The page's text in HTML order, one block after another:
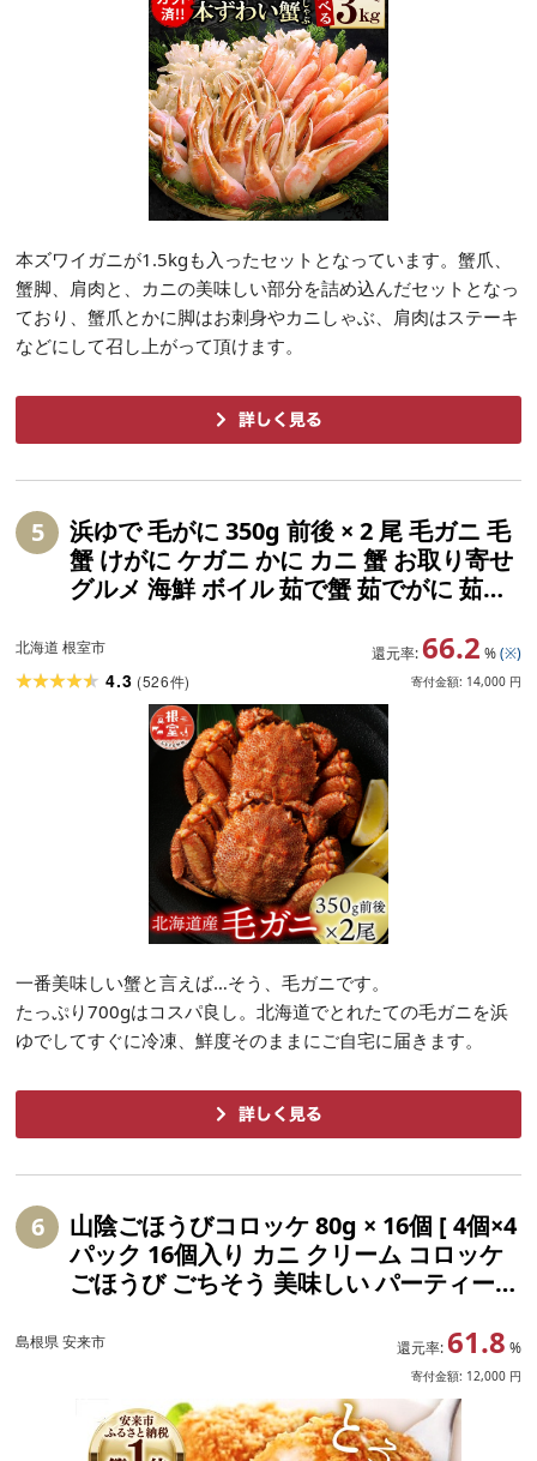
本ズワイガニが1.5kgも入ったセットとなっています。蟹爪、
蟹脚、肩肉と、カニの美味しい部分を詰め込んだセットとなっ
ており、蟹爪とかに脚はお刺身やカニしゃぶ、肩肉はステーキ
などにして召し上がって頂けます。
5
浜ゆで 毛がに 350g 前後 × 2 尾 毛ガニ 毛
蟹 けがに ケガニ かに カニ 蟹 お取り寄せ
グルメ 海鮮 ボイル 茹で蟹 茹でがに 茹で
北海道 根室市 還元率: 66.2 % (※)
寄付金額: 14,000 円
4.3 (526件)
一番美味しい蟹と言えば…そう、毛ガニです。
たっぷり700gはコスパ良し。北海道でとれたての毛ガニを浜
ゆでしてすぐに冷凍、鮮度そのままにご自宅に届きます。
6
山陰ごほうびコロッケ 80g × 16個 [ 4個×4
パック 16個入り カニ クリーム コロッケ
ごほうび ごちそう 美味しい パーティー
ーマンス 小分け べにずわいがに ズワイガ
ニ 生乳 とろとろ おいしい 島根県 安来市]
[価格変更X][12-SF-13]
島根県 安来市 還元率: 61.8 %
寄付金額: 12,000 円